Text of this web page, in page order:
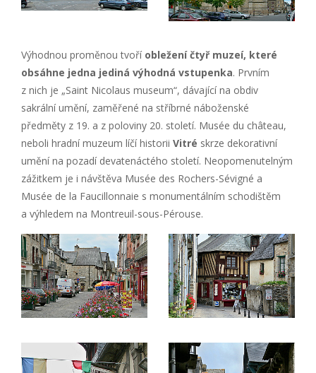
Výhodnou proměnou tvoří obležení čtyř muzeí, které
obsáhne jedna jediná výhodná vstupenka. Prvním
z nich je „Saint Nicolaus museum“, dávající na obdiv
sakrální umění, zaměřené na stříbrné náboženské
předměty z 19. a z poloviny 20. století. Musée du château,
neboli hradní muzeum líčí historii Vitré skrze dekorativní
umění na pozadí devatenáctého století. Neopomenutelným
zážitkem je i návštěva Musée des Rochers-Sévigné a
Musée de la Faucillonnaie s monumentálním schodištěm
a výhledem na Montreuil-sous-Pérouse.